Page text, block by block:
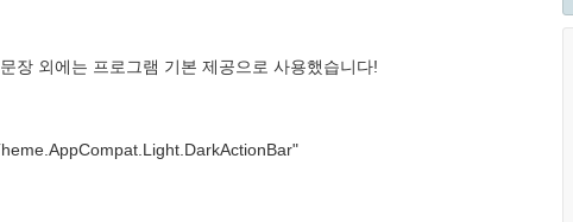
장 외에는 프로그램 기본 제공으로 사용했습니다!